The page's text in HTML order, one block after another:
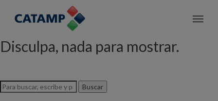
Archivo de etiquetas: Charla
Disculpa, nada para mostrar.
Buscar